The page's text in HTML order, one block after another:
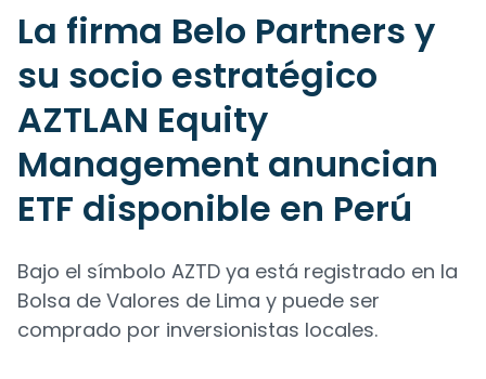
La firma Belo Partners y
su socio estratégico
AZTLAN Equity
Management anuncian
ETF disponible en Perú
Bajo el símbolo AZTD ya está registrado en la
Bolsa de Valores de Lima y puede ser
comprado por inversionistas locales.